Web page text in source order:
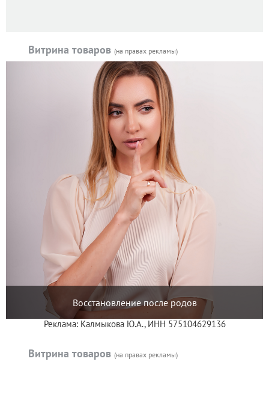
Витрина товаров (на правах рекламы)
Восстановление после родов
Реклама: Калмыкова Ю.А., ИНН 575104629136
Витрина товаров (на правах рекламы)